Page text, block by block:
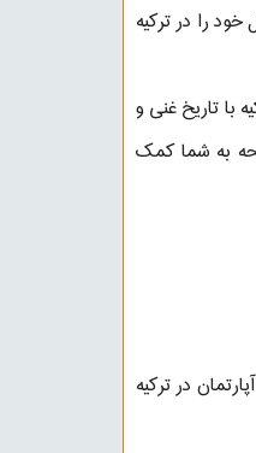
را در ترکیه
با تاریخ غنی و
به شما کمک
در ترکیه